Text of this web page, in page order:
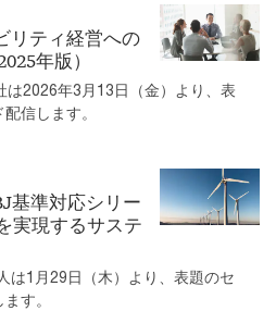
リティ経営への
年版）
は2026年3月13日（金）より、表
信します。
基準対応シリー
実現するサステ
は1月29日（木）より、表題のセ
す。